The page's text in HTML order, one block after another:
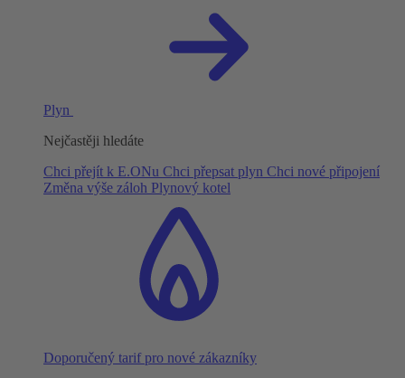
Plyn
Nejčastěji hledáte
Chci přejít k E.ONu Chci přepsat plyn Chci nové připojení
Změna výše záloh Plynový kotel
Doporučený tarif pro nové zákazníky